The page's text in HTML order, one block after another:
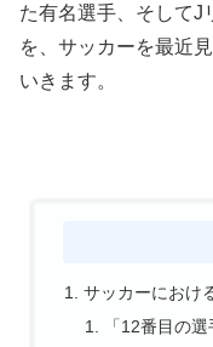
た有名選手、そしてJ
を、サッカーを最近
いきます。
サッカーにおけ
「12番目の